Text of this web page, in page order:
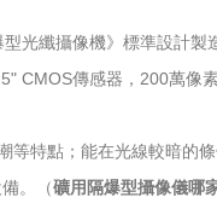
光纖攝像機》標準設計製
CMOS傳感器，200萬像
等特點；能在光線較暗的
。（礦用隔爆型攝像儀哪